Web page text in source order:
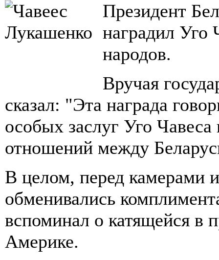
Президент
наградил Уго
народов.
Вручая
сказал: "Эта награда
особых заслуг Уго
отношений между
В целом, перед камерами
обменивались
вспоминал о катящейся в
Америке.